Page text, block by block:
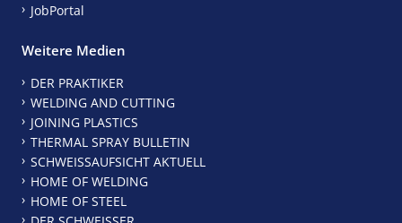
JobPortal
Weitere Medien
DER PRAKTIKER
WELDING AND CUTTING
JOINING PLASTICS
THERMAL SPRAY BULLETIN
SCHWEISSAUFSICHT AKTUELL
HOME OF WELDING
HOME OF STEEL